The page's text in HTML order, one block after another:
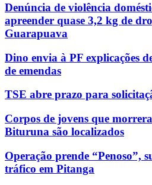
Denúncia de violência
apreender quase 3,2 kg de
Guarapuava
Dino envia à PF explicações
de emendas
TSE abre prazo para
Corpos de jovens que
Bituruna são localizados
Operação prende “Penoso”,
tráfico em Pitanga